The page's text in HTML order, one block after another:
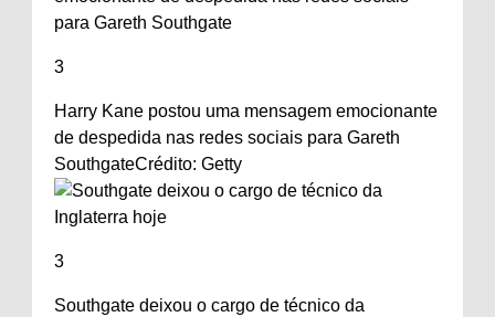
3
Harry Kane postou uma mensagem emocionante
de despedida nas redes sociais para Gareth
SouthgateCrédito: Getty
3
Southgate deixou o cargo de técnico da